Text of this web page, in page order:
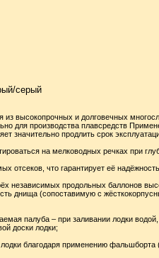
серый
из высокопрочных и долговечных
для производства плавсредств
значительно продлить срок
на мелководных речках при
отсеков, что гарантирует её
независимых продольных баллонов
днища (сопоставимую с
палуба – при заливании лодки
доски лодки;
благодаря применению